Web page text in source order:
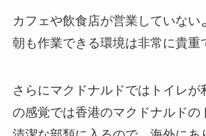
カフェや飲食店が営業していない
朝も作業できる環境は非常に貴重
さらにマクドナルドではトイレが
の感覚では香港のマクドナルドの